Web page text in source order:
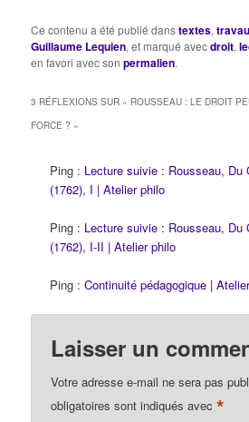
conséquences très
directes qu'a tirées de ce
principe un philosophe
prétendre qu'envers des
Ce contenu a été publié danstextes,
Guillaume Lequien, et marqué avecdroit,
en favori avec sonpermalien.
3 RÉFLEXIONS SUR « ROUSSEAU : LE DROIT
FORCE ? »
Ping : Lecture suivie : Rousseau, Du
(1762), I | Atelier philo
Ping : Lecture suivie : Rousseau, Du
(1762), I-II | Atelier philo
Ping :Continuité pédagogique |
Laisser un
Votre adresse e-mail ne sera pas
obligatoires sont indiqués avec*